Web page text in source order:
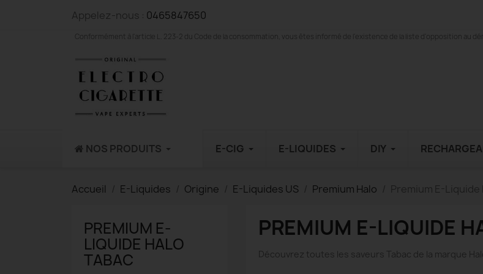
Appelez-nous : 0465847650
Conformément à l'article L. 223-2 du Code de la consommation, vous êtes informé de l'existence de la liste d'opposition au
NOS PRODUITS E-CIG E-LIQUIDES DIY
Accueil E-Liquides Origine E-Liquides US Premium Halo Premium E-Liquide
PREMIUM E-
LIQUIDE HALO
TABAC
PREMIUM E-LIQUIDE
Découvrez toutes les saveurs Tabac de la marque